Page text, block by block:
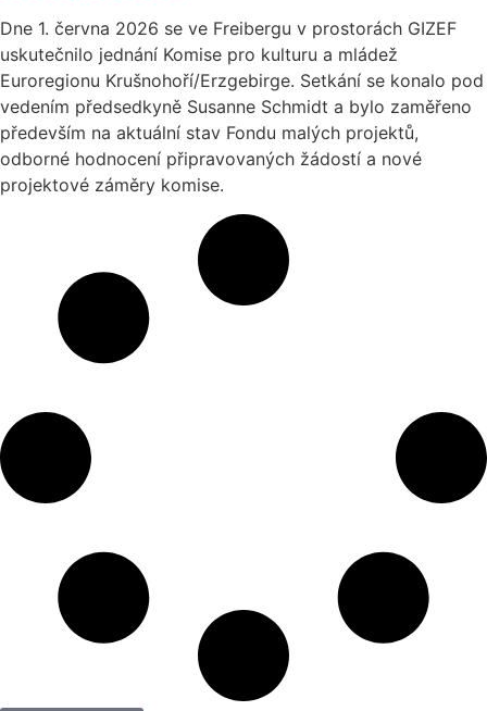
Dne 1. června 2026 se ve Freibergu v prostorách GIZEF
uskutečnilo jednání Komise pro kulturu a mládež
Euroregionu Krušnohoří/Erzgebirge. Setkání se konalo pod
vedením předsedkyně Susanne Schmidt a bylo zaměřeno
především na aktuální stav Fondu malých projektů,
odborné hodnocení připravovaných žádostí a nové
projektové záměry komise.